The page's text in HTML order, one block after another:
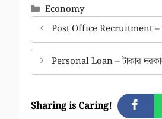
Categories
Economy
Post Office Recruitment –
Personal Loan – টাকার দরকার
Sharing is Caring!